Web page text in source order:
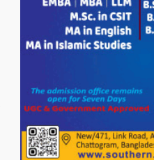
চট্টগ্রামের
যাচ্ছেন
শতাধিক
বিতরণ।
বিএনপি
বিষপানে